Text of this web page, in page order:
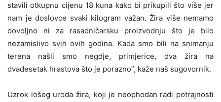
stavili otkupnu cijenu 18 kuna kako bi prikupili što više jer
nam je doslovce svaki kilogram važan. Žira više nemamo
dovoljno ni za rasadničarsku proizvodnju što je bilo
nezamislivo svih ovih godina. Kada smo bili na snimanju
terena našli smo negdje, primjerice, dva žira na
dvadesetak hrastova što je porazno”, kaže naš sugovornik.
Uzrok lošeg uroda žira, koji je neophodan radi potrajnosti